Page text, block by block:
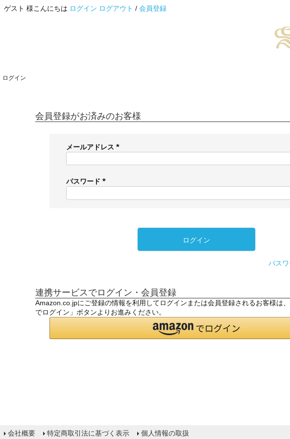
ゲスト 様こんにちは ログイン ログアウト / 会員登録
ログイン
会員登録がお済みのお客様
メールアドレス
必
)
パスワード
必
ログイン
パス
連携サービスでログイン・会員登録
Amazon.co.jpにご登録の情報を利用してログインまたは会員登録されるお客様は
でログイン」ボタンよりお進みください。
会社概要 特定商取引法に基づく表示 個人情報の取扱